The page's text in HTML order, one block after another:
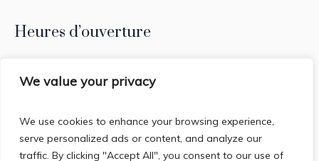
We value your privacy
We use cookies to enhance your browsing experience,
serve personalized ads or content, and analyze our
traffic. By clicking "Accept All", you consent to our use of
Heures d’ouverture
(Fermé les 25/12 et 01/01)